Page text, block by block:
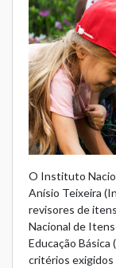
O Instituto
Anísio Teixeira
revisores de
Nacional de Itens
Educação
critérios exigidos